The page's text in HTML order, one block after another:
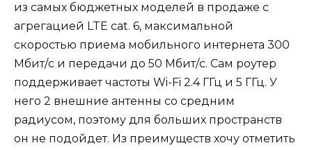
из самых бюджетных моделей в продаже с
агрегацией LTE cat. 6, максимальной
скоростью приема мобильного интернета 300
Мбит/с и передачи до 50 Мбит/с. Сам роутер
поддерживает частоты Wi-Fi 2.4 ГГц и 5 ГГц. У
него 2 внешние антенны со средним
радиусом, поэтому для больших пространств
он не подойдет. Из преимуществ хочу отметить